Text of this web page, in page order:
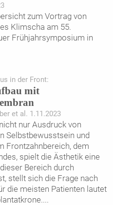
zum Vortrag von
Klimscha am 55.
Frühjahrsymposium in
in der Front:
mit
et al. 1.11.2023
nur Ausdruck von
Selbstbewusstsein und
Frontzahnbereich, dem
spielt die Ästhetik eine
Bereich durch
stellt sich die Frage nach
die meisten Patienten lautet
...